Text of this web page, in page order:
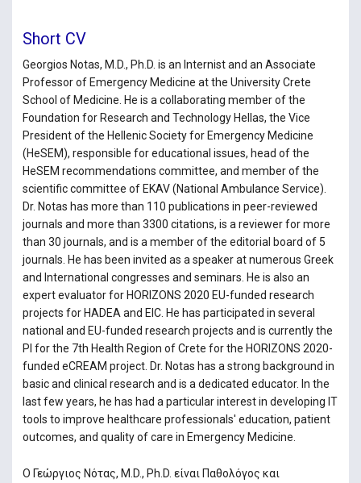
Short CV
Georgios Notas, M.D., Ph.D. is an Internist and an Associate
Professor of Emergency Medicine at the University Crete
School of Medicine. He is a collaborating member of the
Foundation for Research and Technology Hellas, the Vice
President of the Hellenic Society for Emergency Medicine
(HeSEM), responsible for educational issues, head of the
HeSEM recommendations committee, and member of the
scientific committee of EKAV (National Ambulance Service).
Dr. Notas has more than 110 publications in peer-reviewed
journals and more than 3300 citations, is a reviewer for more
than 30 journals, and is a member of the editorial board of 5
journals. He has been invited as a speaker at numerous Greek
and International congresses and seminars. He is also an
expert evaluator for HORIZONS 2020 EU-funded research
projects for HADEA and EIC. He has participated in several
national and EU-funded research projects and is currently the
PI for the 7th Health Region of Crete for the HORIZONS 2020-
funded eCREAM project. Dr. Notas has a strong background in
basic and clinical research and is a dedicated educator. In the
last few years, he has had a particular interest in developing IT
tools to improve healthcare professionals' education, patient
outcomes, and quality of care in Emergency Medicine.
Ο Γεώργιος Νότας, M.D., Ph.D. είναι Παθολόγος και